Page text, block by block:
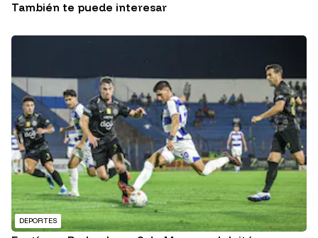
También te puede interesar
DEPORTES